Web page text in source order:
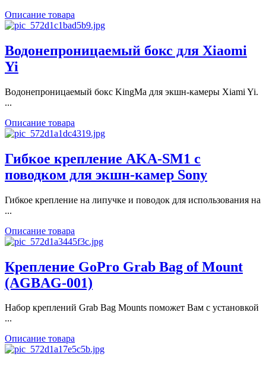
Описание товара
Водонепроницаемый бокс для Xiaomi
Yi
Водонепроницаемый бокс KingMa для экшн-камеры Xiami Yi.
...
Описание товара
Гибкое крепление AKA-SM1 с
поводком для экшн-камер Sony
Гибкое крепление на липучке и поводок для использования на
...
Описание товара
Крепление GoPro Grab Bag of Mount
(AGBAG-001)
Набор креплений Grab Bag Mounts поможет Вам с установкой
...
Описание товара